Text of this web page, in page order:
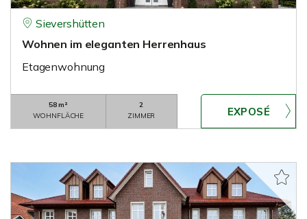
Sievershütten
Wohnen im eleganten Herrenhaus
Etagenwohnung
58 m²
WOHNFLÄCHE
2
ZIMMER